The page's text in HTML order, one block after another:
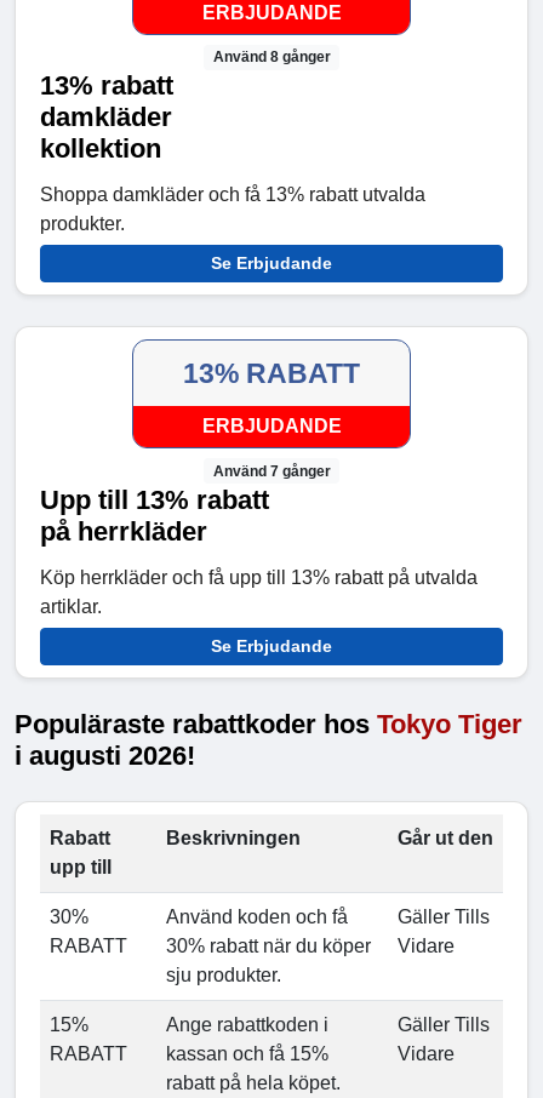
ERBJUDANDE
Använd 8 gånger
13% rabatt
damkläder
kollektion
Shoppa damkläder och få 13% rabatt utvalda
produkter.
Se Erbjudande
13% RABATT
ERBJUDANDE
Använd 7 gånger
Upp till 13% rabatt
på herrkläder
Köp herrkläder och få upp till 13% rabatt på utvalda
artiklar.
Se Erbjudande
Populäraste rabattkoder hos Tokyo Tiger
i augusti 2026!
Rabatt
upp till
Beskrivningen Går ut den
30%
RABATT
Använd koden och få
30% rabatt när du köper
sju produkter.
Gäller Tills
Vidare
15%
RABATT
Ange rabattkoden i
kassan och få 15%
rabatt på hela köpet.
Gäller Tills
Vidare